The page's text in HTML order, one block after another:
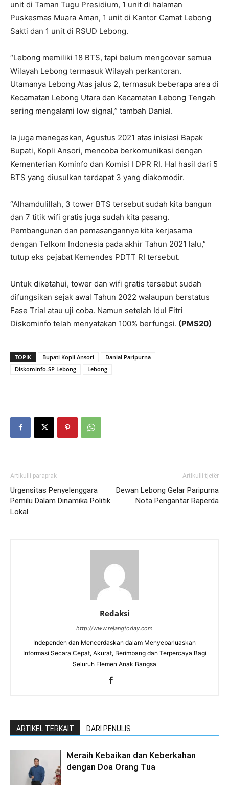
unit di Taman Tugu Presidium, 1 unit di halaman
Puskesmas Muara Aman, 1 unit di Kantor Camat Lebong
Sakti dan 1 unit di RSUD Lebong.
“Lebong memiliki 18 BTS, tapi belum mengcover semua
Wilayah Lebong termasuk Wilayah perkantoran.
Utamanya Lebong Atas jalus 2, termasuk beberapa area di
Kecamatan Lebong Utara dan Kecamatan Lebong Tengah
sering mengalami low signal,” tambah Danial.
Ia juga menegaskan, Agustus 2021 atas inisiasi Bapak
Bupati, Kopli Ansori, mencoba berkomunikasi dengan
Kementerian Kominfo dan Komisi I DPR RI. Hal hasil dari 5
BTS yang diusulkan terdapat 3 yang diakomodir.
“Alhamdulillah, 3 tower BTS tersebut sudah kita bangun
dan 7 titik wifi gratis juga sudah kita pasang.
Pembangunan dan pemasangannya kita kerjasama
dengan Telkom Indonesia pada akhir Tahun 2021 lalu,”
tutup eks pejabat Kemendes PDTT RI tersebut.
Untuk diketahui, tower dan wifi gratis tersebut sudah
difungsikan sejak awal Tahun 2022 walaupun berstatus
Fase Trial atau uji coba. Namun setelah Idul Fitri
Diskominfo telah menyatakan 100% berfungsi. (PMS20)
TOPIK Bupati Kopli Ansori
Danial Paripurna
Diskominfo-SP Lebong
Lebong
Artikulli paraprak
Urgensitas Penyelenggara
Pemilu Dalam Dinamika Politik
Lokal
Artikulli tjetër
Dewan Lebong Gelar Paripurna
Nota Pengantar Raperda
Redaksi
http://www.rejangtoday.com
Independen dan Mencerdaskan dalam Menyebarluaskan
Informasi Secara Cepat, Akurat, Berimbang dan Terpercaya Bagi
Seluruh Elemen Anak Bangsa
ARTIKEL TERKAIT DARI PENULIS
Meraih Kebaikan dan Keberkahan
dengan Doa Orang Tua